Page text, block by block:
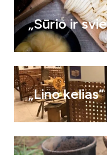
„Sūrio ir
„Lino kelias”